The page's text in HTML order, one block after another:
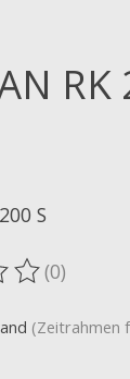
RK
S
dieses
(0)
(Zeitrahmen